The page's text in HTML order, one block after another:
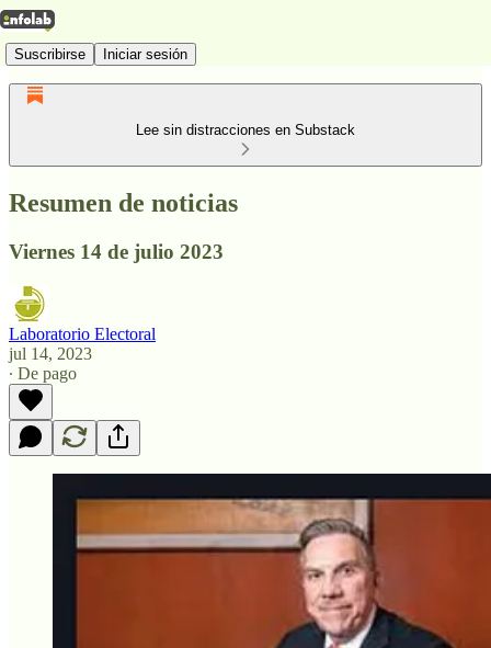
Suscribirse Iniciar sesión
Lee sin distracciones en Substack
Resumen de noticias
Viernes 14 de julio 2023
Laboratorio Electoral
jul 14, 2023
∙ De pago